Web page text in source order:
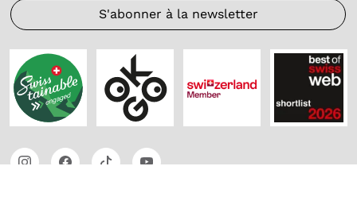
S'abonner à la newsletter